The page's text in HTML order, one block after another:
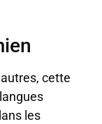
cette
les